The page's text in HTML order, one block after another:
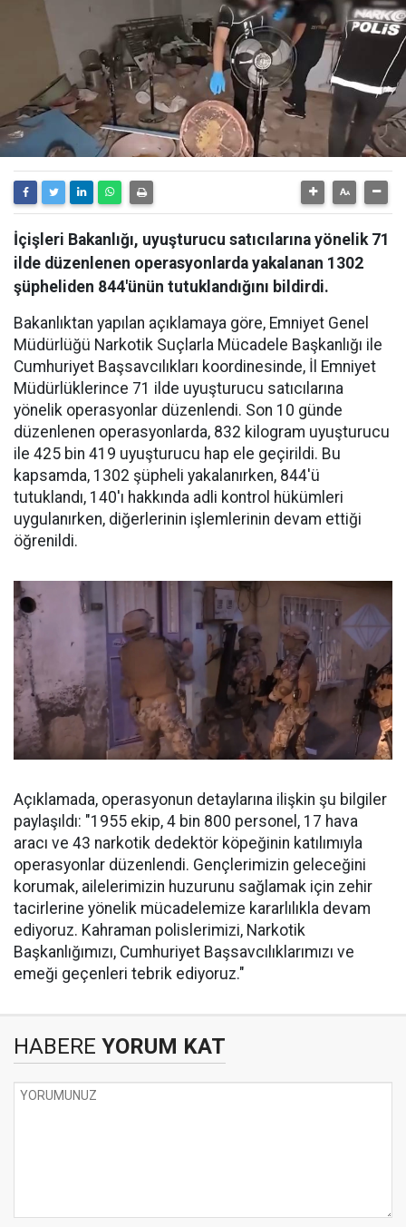
İçişleri Bakanlığı, uyuşturucu satıcılarına yönelik 71
ilde düzenlenen operasyonlarda yakalanan 1302
şüpheliden 844'ünün tutuklandığını bildirdi.
Bakanlıktan yapılan açıklamaya göre, Emniyet Genel
Müdürlüğü Narkotik Suçlarla Mücadele Başkanlığı ile
Cumhuriyet Başsavcılıkları koordinesinde, İl Emniyet
Müdürlüklerince 71 ilde uyuşturucu satıcılarına
yönelik operasyonlar düzenlendi. Son 10 günde
düzenlenen operasyonlarda, 832 kilogram uyuşturucu
ile 425 bin 419 uyuşturucu hap ele geçirildi. Bu
kapsamda, 1302 şüpheli yakalanırken, 844'ü
tutuklandı, 140'ı hakkında adli kontrol hükümleri
uygulanırken, diğerlerinin işlemlerinin devam ettiği
öğrenildi.
Açıklamada, operasyonun detaylarına ilişkin şu bilgiler
paylaşıldı: "1955 ekip, 4 bin 800 personel, 17 hava
aracı ve 43 narkotik dedektör köpeğinin katılımıyla
operasyonlar düzenlendi. Gençlerimizin geleceğini
korumak, ailelerimizin huzurunu sağlamak için zehir
tacirlerine yönelik mücadelemize kararlılıkla devam
ediyoruz. Kahraman polislerimizi, Narkotik
Başkanlığımızı, Cumhuriyet Başsavcılıklarımızı ve
emeği geçenleri tebrik ediyoruz."
HABERE YORUM KAT